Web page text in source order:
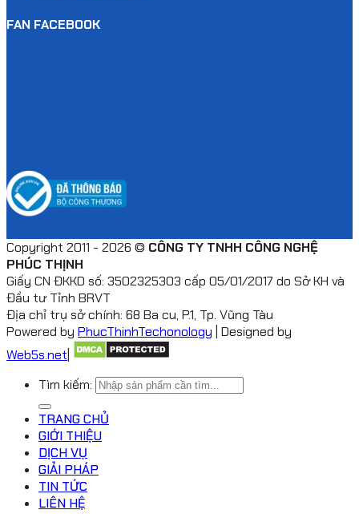
FAN FACEBOOK
Copyright 2011 - 2026 © CÔNG TY TNHH CÔNG NGHỆ
PHÚC THỊNH
Giấy CN ĐKKD số: 3502325303 cấp 05/01/2017 do Sở KH và
Đầu tư Tỉnh BRVT
Địa chỉ trụ sở chính: 68 Ba cu, P.1, Tp. Vũng Tàu
Powered by PhucThinhTechonology | Designed by
Web5s.net
Tìm kiếm:
TRANG CHỦ
GIỚI THIỆU
DỊCH VỤ
GIẢI PHÁP
TIN TỨC
LIÊN HỆ